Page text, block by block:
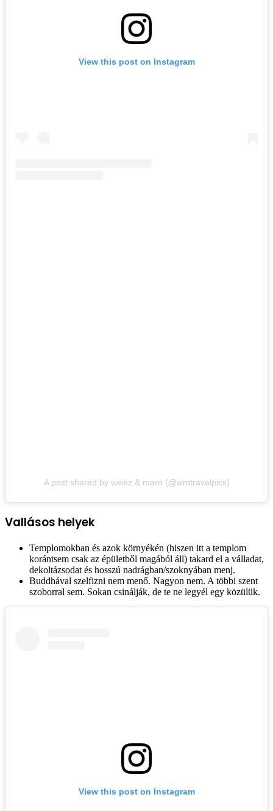
View this post on Instagram
A post shared by weisz & maro (@wmtravelpics)
Vallásos helyek
Templomokban és azok környékén (hiszen itt a templom
korántsem csak az épületből magából áll) takard el a válladat,
dekoltázsodat és hosszú nadrágban/szoknyában menj.
Buddhával szelfizni nem menő. Nagyon nem. A többi szent
szoborral sem. Sokan csinálják, de te ne legyél egy közülük.
View this post on Instagram